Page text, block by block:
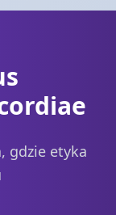
gdzie etyka